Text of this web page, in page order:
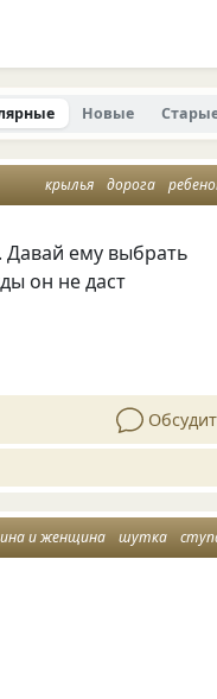
Новые
крылья дорога
Давай ему выбрать
он не даст
и женщина шутка